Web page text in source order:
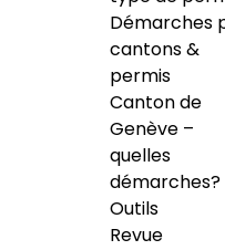
Démarches
cantons &
permis
Canton de
Genève –
quelles
démarches?
Outils
Revue